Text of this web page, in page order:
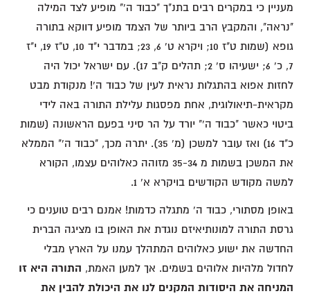
מעניין כי במקרים רבים בתנ"ך "כבוד ה'" מופיע לצד המילה
"נראה", והמקבץ הרב ביותר של הצמד מופיע דווקא בתורה
גופא (שמות ט"ז 10; ויקרא ט' 6, 23; במדבר י"ד 10, ט"ז 19, י"ז
7, כ' 6; ישעיהו ס' 2; תהלים ק"ב 17). עם ישראל יכול היה
לחזות אפוא בהתגלות נראית לעין של כבוד ה'! מנקודת מבט
מקראית-תיאולוגית, אחת מפסגות עלילת התורה באה לידי
ביטוי כאשר "כבוד ה'" יורד על הר סיני בפעם הראשונה (שמות
כ"ד 16) ואז עובר למשכן (מ' 35). יתרה מכך, "כבוד ה'" הממלא
את המשכן בשמות מ 35-34 מזוהה כאלוהים עצמו, הקורא
למשה מקודש הקודשים בויקרא א' 1.
באופן מסתורי, כבוד ה' מתגלה כדמות! אמנם רבים טוענים כי
גרסת התורה למונותיאיזם נוגדת את האופן בו מציגה הברית
החדשה את ישוע כאלוהים המתהלך עמנו על הארץ מבלי
לחדול מלהיות אלוהים בשמים. אך למען האמת, התורה היא זו
המניחה את היסודות המקנים לנו את היכולת להבין את